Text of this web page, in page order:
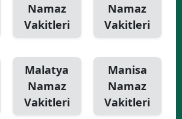
Namaz
Vakitleri
Namaz
Vakitleri
Malatya
Namaz
Vakitleri
Manisa
Namaz
Vakitleri